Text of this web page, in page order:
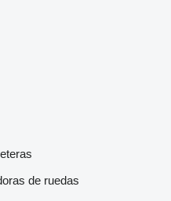
de ruedas